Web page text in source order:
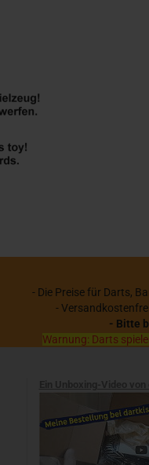
- Die Preise für Darts,
-
- Bitte
Warnung: Darts